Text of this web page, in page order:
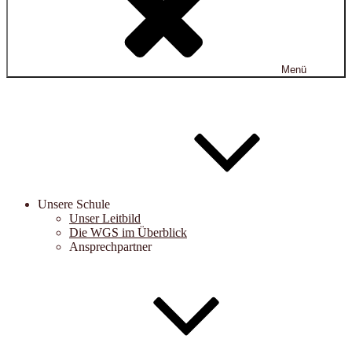
Menü
Unsere Schule
Unser Leitbild
Die WGS im Überblick
Ansprechpartner